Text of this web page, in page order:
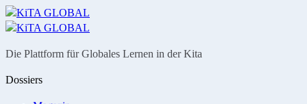
Menü
Suche
Die Plattform für Globales Lernen in der Kita
Dossiers